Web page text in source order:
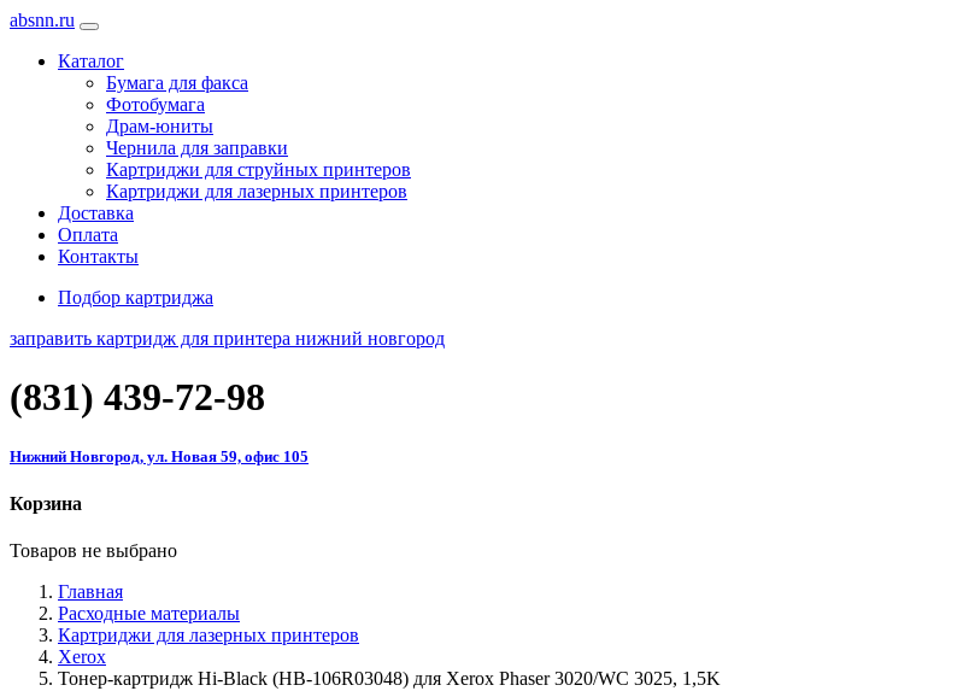
absnn.ru
Каталог
Бумага для факса
Фотобумага
Драм-юниты
Чернила для заправки
Картриджи для струйных принтеров
Картриджи для лазерных принтеров
Доставка
Оплата
Контакты
Подбор картриджа
заправить картридж для принтера нижний новгород
(831) 439-72-98
Нижний Новгород, ул. Новая 59, офис 105
Корзина
Товаров не выбрано
Главная
Расходные материалы
Картриджи для лазерных принтеров
Xerox
Тонер-картридж Hi-Black (HB-106R03048) для Xerox Phaser 3020/WC 3025, 1,5K